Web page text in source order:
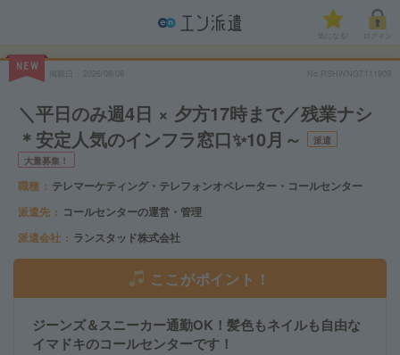
気になる!
NEW
No.RSHWNGT111909
＼平日のみ週4日 × 夕方17時まで／残業ナシ
＊安定人気のインフラ窓口✨10月～
派遣
大量募集！
職種
テレマーケティング・テレフォンオペレーター・コールセンター
派遣先
コールセンターの運営・管理
派遣会社
ランスタッド株式会社
ここがポイント！
ジーンズ＆スニーカー通勤OK！髪色もネイルも自由な
イマドキのコールセンターです！